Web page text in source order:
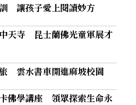
讓孩子愛上閱讀妙方
天寺 昆士蘭佛光童軍展才
雲水書車開進麻坡校園
佛學講座 領眾探索生命永